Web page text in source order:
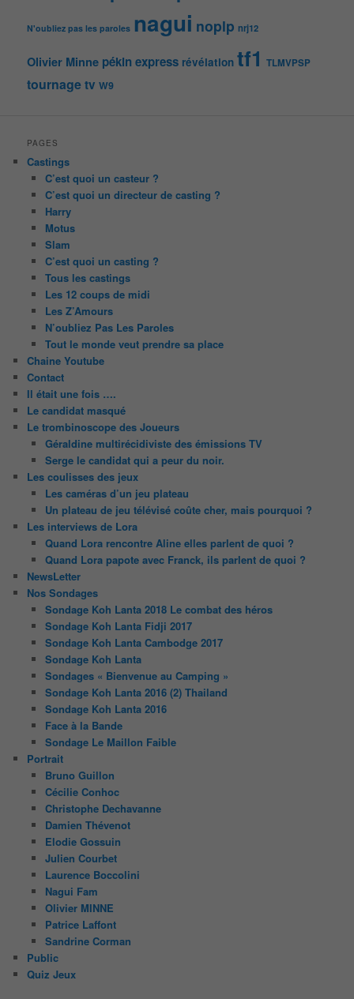
N'oubliez pas les paroles nagui noplp nrj12
Olivier Minne pékin express révélation tf1 TLMVPSP
tournagetv W9
PAGES
Castings
C’est quoi un casteur ?
C’est quoi un directeur de casting ?
Harry
Motus
Slam
C’est quoi un casting ?
Tous les castings
Les 12 coups de midi
Les Z’Amours
N’oubliez Pas Les Paroles
Tout le monde veut prendre sa place
Chaine Youtube
Contact
Il était une fois ….
Le candidat masqué
Le trombinoscope des Joueurs
Géraldine multirécidiviste des émissions TV
Serge le candidat qui a peur du noir.
Les coulisses des jeux
Les caméras d’un jeu plateau
Un plateau de jeu télévisé coûte cher, mais pourquoi ?
Les interviews de Lora
Quand Lora rencontre Aline elles parlent de quoi ?
Quand Lora papote avec Franck, ils parlent de quoi ?
NewsLetter
Nos Sondages
Sondage Koh Lanta 2018 Le combat des héros
Sondage Koh Lanta Fidji 2017
Sondage Koh Lanta Cambodge 2017
Sondage Koh Lanta
Sondages « Bienvenue au Camping »
Sondage Koh Lanta 2016 (2) Thailand
Sondage Koh Lanta 2016
Face à la Bande
Sondage Le Maillon Faible
Portrait
Bruno Guillon
Cécilie Conhoc
Christophe Dechavanne
Damien Thévenot
Elodie Gossuin
Julien Courbet
Laurence Boccolini
Nagui Fam
Olivier MINNE
Patrice Laffont
Sandrine Corman
Public
Quiz Jeux